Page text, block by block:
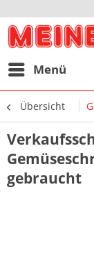
Menü
Übersicht
gebraucht